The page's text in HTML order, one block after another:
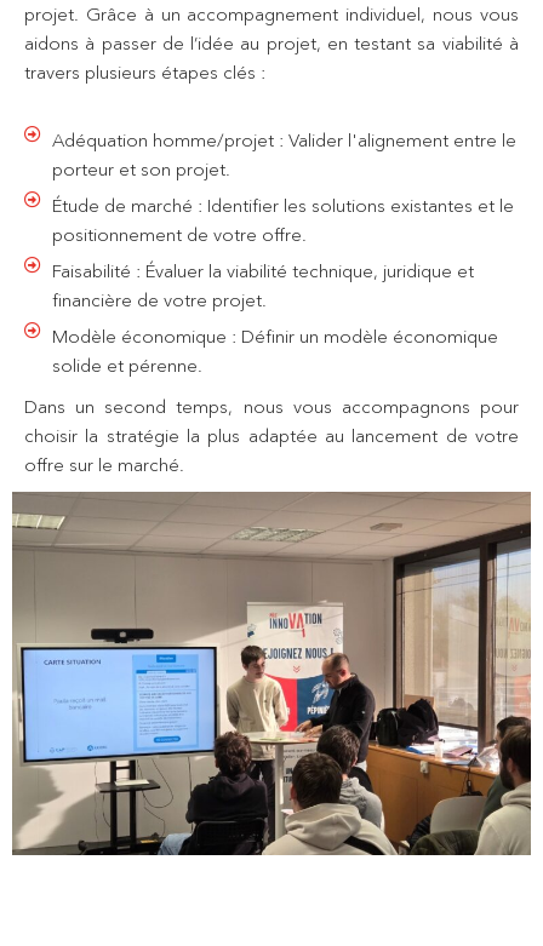
projet. Grâce à un accompagnement individuel, nous vous
aidons à passer de l’idée au projet, en testant sa viabilité à
travers plusieurs étapes clés :
Adéquation homme/projet : Valider l'alignement entre le
porteur et son projet.
Étude de marché : Identifier les solutions existantes et le
positionnement de votre offre.
Faisabilité : Évaluer la viabilité technique, juridique et
financière de votre projet.
Modèle économique : Définir un modèle économique
solide et pérenne.
Dans un second temps, nous vous accompagnons pour
choisir la stratégie la plus adaptée au lancement de votre
offre sur le marché.